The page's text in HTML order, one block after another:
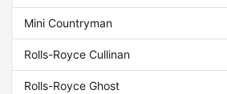
Mini Countryman
Rolls-Royce Cullinan
Rolls-Royce Ghost